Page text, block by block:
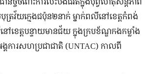
រវ័យក្មេងជប៉ុន២នាក់ ម្នាក់ពលីនៅខេត្តកំពង់
ខេត្តបន្ទាយមានជ័យ ក្នុងក្របខ័ណ្ឌកងកម្លាំង
ង្គការសហប្រជាជាតិ (UNTAC) កាលពី